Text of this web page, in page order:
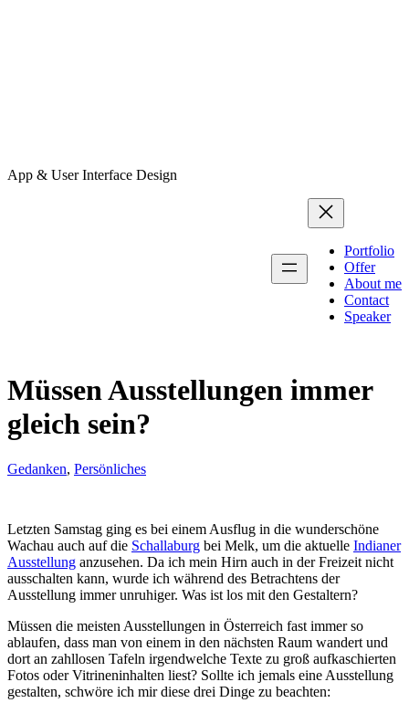
App & User Interface Design
Portfolio
Offer
About me
Contact
Speaker
Müssen Ausstellungen immer
gleich sein?
Gedanken, Persönliches
Letzten Samstag ging es bei einem Ausflug in die wunderschöne
Wachau auch auf die Schallaburg bei Melk, um die aktuelle Indianer
Ausstellung anzusehen. Da ich mein Hirn auch in der Freizeit nicht
ausschalten kann, wurde ich während des Betrachtens der
Ausstellung immer unruhiger. Was ist los mit den Gestaltern?
Müssen die meisten Ausstellungen in Österreich fast immer so
ablaufen, dass man von einem in den nächsten Raum wandert und
dort an zahllosen Tafeln irgendwelche Texte zu groß aufkaschierten
Fotos oder Vitrineninhalten liest? Sollte ich jemals eine Ausstellung
gestalten, schwöre ich mir diese drei Dinge zu beachten: